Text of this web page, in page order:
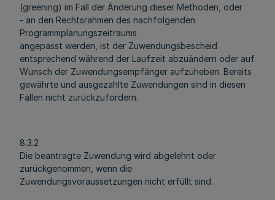
(greening) im Fall der Änderung dieser Methoden, oder
- an den Rechtsrahmen des nachfolgenden
Programmplanungszeitraums
angepasst werden, ist der Zuwendungsbescheid
entsprechend während der Laufzeit abzuändern oder auf
Wunsch der Zuwendungsempfänger aufzuheben. Bereits
gewährte und ausgezahlte Zuwendungen sind in diesen
Fällen nicht zurückzufordern.
8.3.2
Die beantragte Zuwendung wird abgelehnt oder
zurückgenommen, wenn die
Zuwendungsvoraussetzungen nicht erfüllt sind.